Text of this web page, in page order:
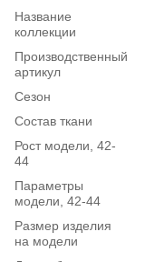
Название
коллекции
Производственный
артикул
Сезон
Состав ткани
Рост модели, 42-
44
Параметры
модели, 42-44
Размер изделия
на модели